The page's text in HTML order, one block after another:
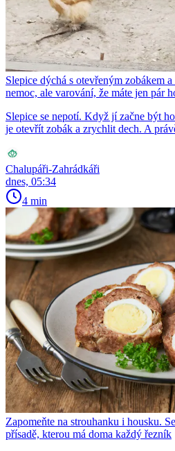
Slepice dýchá s otevřeným zobákem
nemoc, ale varování, že máte jen pár
Slepice se nepotí. Když jí začne být
je otevřít zobák a zrychlit dech. A
Chalupáři-Zahrádkáři
dnes, 05:34
4 min
Zapomeňte na strouhanku i housku.
přísadě, kterou má doma každý řezník